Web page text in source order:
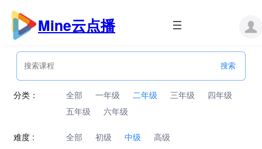
跳
内
Mine云点播
分类： 全部 一年级 二年级 三年级
四年级
五年级
六年级
难度 : 全部 初级 中级 高级